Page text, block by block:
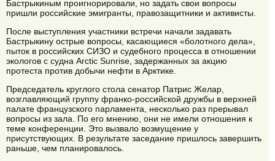
Бастрыкиным проигнорировали, но задать свои вопросы
пришли российские эмигранты, правозащитники и активисты.
После выступления участники встречи начали задавать
Бастрыкину острые вопросы, касающиеся «болотного дела»,
пыток в российских СИЗО и судебного процесса в отношении
экологов с судна Arctic Sunrise, задержанных за акцию
протеста против добычи нефти в Арктике.
Председатель круглого стола сенатор Патрис Желар,
возглавляющий группу франко-российской дружбы в верхней
палате французского парламента, несколько раз прерывал
вопросы из зала. По его мнению, они не имели отношения к
теме конференции. Это вызвало возмущение у
присутствующих. В результате заседание пришлось завершить
раньше, чем планировалось.